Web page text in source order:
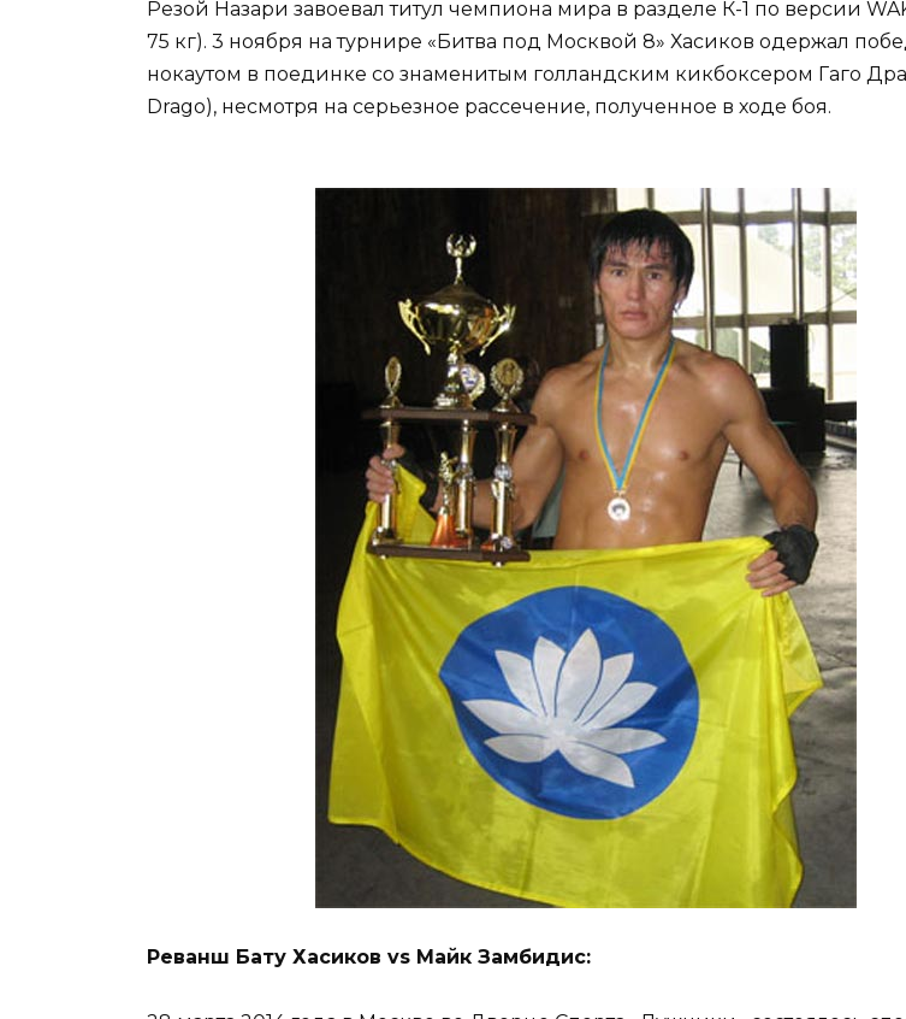
Резой Назари завоевал титул чемпиона мира в разделе К-1 по версии
75 кг). 3 ноября на турнире «Битва под Москвой 8» Хасиков одержал
нокаутом в поединке со знаменитым голландским кикбоксером Гаго
Drago), несмотря на серьезное рассечение, полученное в ходе боя.
Реванш Бату Хасиков vs Майк Замбидис: